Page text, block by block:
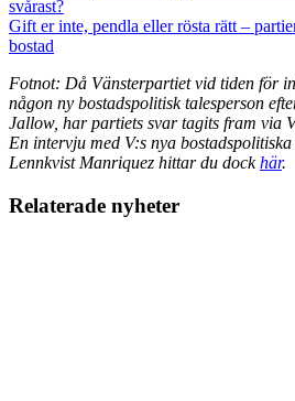
svårast?
Gift er inte, pendla eller rösta rätt –
bostad
Fotnot: Då Vänsterpartiet vid tiden för
någon ny bostadspolitisk talesperson
Jallow, har partiets svar tagits fram via
En intervju med V:s nya
Lennkvist Manriquez hittar du dockhär.
Relaterade nyheter